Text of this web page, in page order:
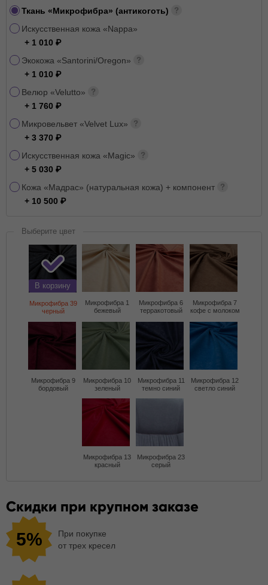
Ткань «Микрофибра» (антикоготь)
Искусственная кожа «Nappa»
+ 1 010
Экокожа «Santorini/Oregon»
+ 1 010
Велюр «Velutto»
+ 1 760
Микровельвет «Velvet Lux»
+ 3 370
Искусственная кожа «Magic»
+ 5 030
Кожа «Мадрас» (натуральная кожа) + компонент
+ 10 500
Выберите цвет
В корзину
Микрофибра 39
черный
Микрофибра 1
бежевый
Микрофибра 6
терракотовый
Микрофибра 7
кофе с молоком
Микрофибра 9
бордовый
Микрофибра 10
зеленый
Микрофибра 11
темно синий
Микрофибра 12
светло синий
Микрофибра 13
красный
Микрофибра 23
серый
Скидки при крупном заказе
5%
При покупке
от трех кресел